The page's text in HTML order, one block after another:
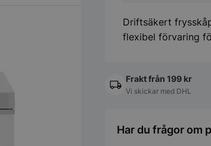
589x655x(H)838
mm
mängd
Driftsäkert
flexibel förvaring
Frakt från 199 kr
Vi skickar med DHL
Har du frågor om